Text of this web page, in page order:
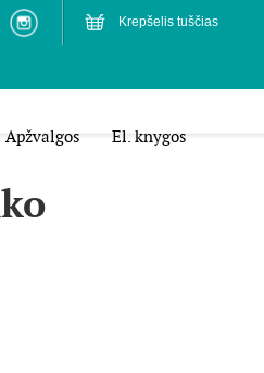
Krepšelis tuščias
Apžvalgos El. knygos